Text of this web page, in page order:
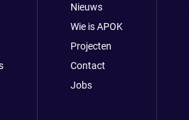
Nieuws
Wie is APOK
Projecten
Contact
Jobs